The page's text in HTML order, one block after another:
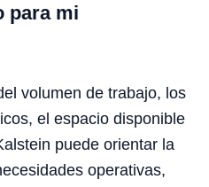
para mi
volumen de trabajo, los
el espacio disponible
puede orientar la
operativas,